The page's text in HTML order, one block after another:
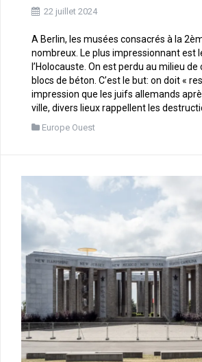
22 juillet 2024
A Berlin, les musées consacrés à la
nombreux. Le plus impressionnant est
l’Holocauste. On est perdu au milieu
blocs de béton. C’est le but: on doit «
impression que les juifs allemands
ville, divers lieux rappellent les
Europe Ouest